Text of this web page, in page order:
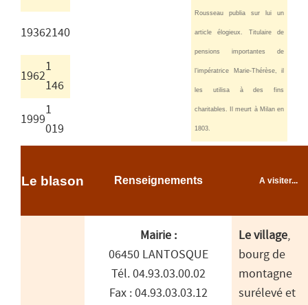
Rousseau publia sur lui un
article élogieux. Titulaire de
pensions importantes de
l’impératrice Marie-Thérèse, il
les utilisa à des fins
charitables. Il meurt à Milan en
1803.
19362140
1962
1
146
1999
1
019
Le blason Renseignements A visiter...
Mairie :
06450 LANTOSQUE
Tél. 04.93.03.00.02
Fax : 04.93.03.03.12
Le village,
bourg de
montagne
surélevé et